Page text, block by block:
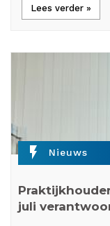
Lees verder »
flash_on Nieuws
juli